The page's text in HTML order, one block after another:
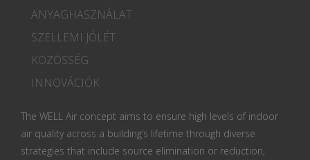
ANYAGHASZNÁLAT
SZELLEMI JÓLÉT
KÖZÖSSÉG
INNOVÁCIÓK
The WELL Air concept aims to ensure high levels of indoor
air quality across a building’s lifetime through diverse
strategies that include source elimination or reduction,